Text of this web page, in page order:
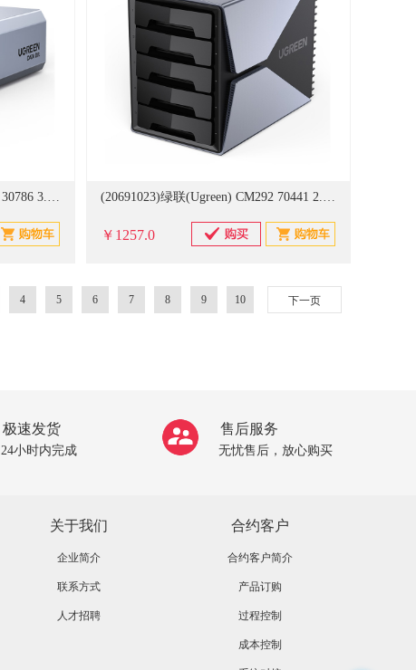
(20691021)绿联(Ugreen) CM461 30786 3.5英寸 全铝双盘RAID 移动硬盘阵列盒(单位：个) (20691023)绿联(Ugreen) CM292 70441 2.5/3.5英寸RAID5盘 移动硬盘阵列盒(单位：个)
￥1257.0
4 5 6 7 8 9 10 下一页
极速发货
24小时内完成
售后服务
无忧售后，放心购买
关于我们
企业简介
联系方式
人才招聘
合约客户
合约客户简介
产品订购
过程控制
成本控制